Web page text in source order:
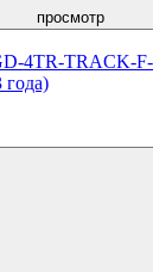
просмотр
4TR-TRACK-